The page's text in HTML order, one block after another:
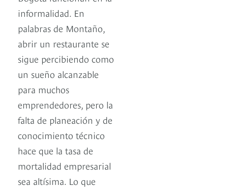
informalidad. En
palabras de Montaño,
abrir un restaurante se
sigue percibiendo como
un sueño alcanzable
para muchos
emprendedores, pero la
falta de planeación y de
conocimiento técnico
hace que la tasa de
mortalidad empresarial
sea altísima. Lo que